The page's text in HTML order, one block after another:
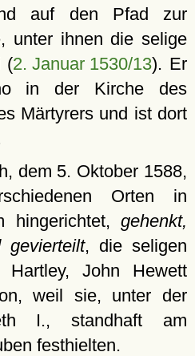
auf den Pfad zur
unter ihnen die selige
(2. Januar 1530/13). Er
in der Kirche des
Märtyrers und ist dort
dem 5. Oktober 1588,
Orten in
hingerichtet, gehenkt,
gevierteilt, die seligen
Hartley, John Hewett
weil sie, unter der
I., standhaft am
festhielten.